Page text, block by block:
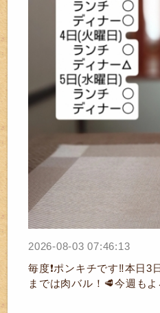
2026-08-03 07:46:13
毎度❗ポンキチです‼️本日
までは肉バル！🥩今週も